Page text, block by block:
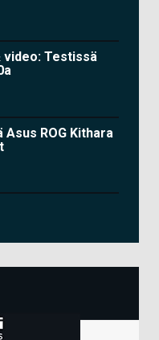
video: Testissä
ROG Kithara